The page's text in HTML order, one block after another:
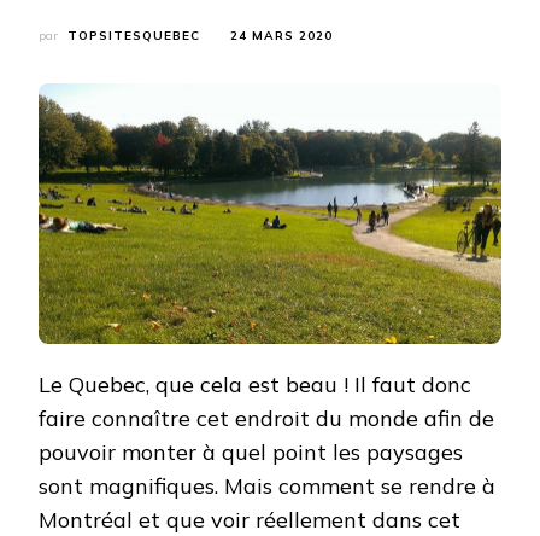
par TOPSITESQUEBEC 24 MARS 2020
Le Quebec, que cela est beau ! Il faut donc
faire connaître cet endroit du monde afin de
pouvoir monter à quel point les paysages
sont magnifiques. Mais comment se rendre à
Montréal et que voir réellement dans cet